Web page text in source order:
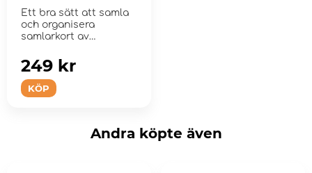
Ett bra sätt att samla
och organisera
samlarkort av
storlek.
KÖP
249 kr
Andra köpte även